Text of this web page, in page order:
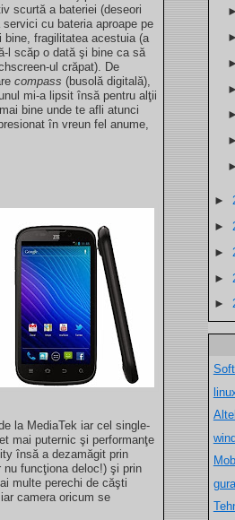
scurtă a bateriei (deseori
servici cu bateria aproape pe
bine, fragilitatea acestuia (a
l scăp o dată şi bine ca să
ul crăpat). De
compass(busolă digitală),
mi-a lipsit însă pentru alţii
bine unde te afli atunci
în vreun fel anume,
la MediaTek iar cel single-
mai puternic şi performanţe
însă a dezamăgit prin
funcţiona deloc!) şi prin
multe perechi de căşti
camera oricum se
►
►
►
►
►